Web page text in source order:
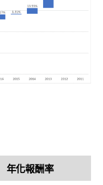
年化報酬率